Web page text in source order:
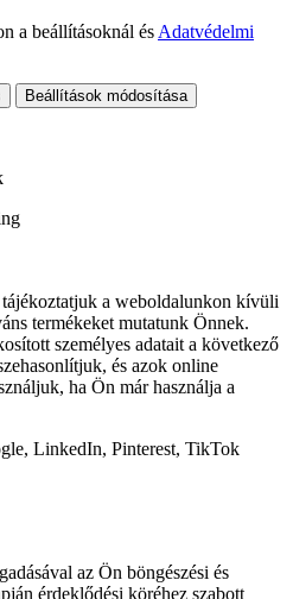
a beállításoknál és Adatvédelmi
Beállítások módosítása
a weboldalunkon kívüli
termékeket mutatunk Önnek.
személyes adatait a következő
és azok online
ha Ön már használja a
LinkedIn, Pinterest, TikTok
az Ön böngészési és
érdeklődési köréhez szabott